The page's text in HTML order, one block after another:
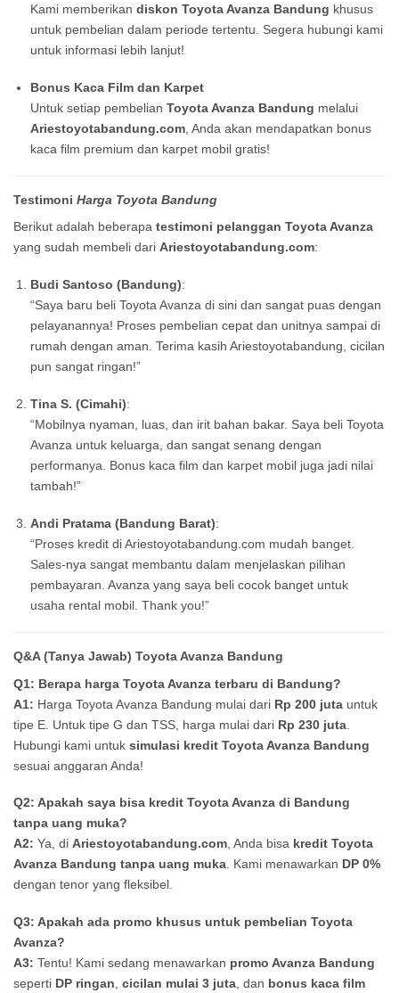
Kami memberikan diskon Toyota Avanza Bandung khusus
untuk pembelian dalam periode tertentu. Segera hubungi kami
untuk informasi lebih lanjut!
Bonus Kaca Film dan Karpet
Untuk setiap pembelian Toyota Avanza Bandung melalui
Ariestoyotabandung.com, Anda akan mendapatkan bonus
kaca film premium dan karpet mobil gratis!
Testimoni Harga Toyota Bandung
Berikut adalah beberapa testimoni pelanggan Toyota Avanza
yang sudah membeli dari Ariestoyotabandung.com:
Budi Santoso (Bandung):
“Saya baru beli Toyota Avanza di sini dan sangat puas dengan
pelayanannya! Proses pembelian cepat dan unitnya sampai di
rumah dengan aman. Terima kasih Ariestoyotabandung, cicilan
pun sangat ringan!”
Tina S. (Cimahi):
“Mobilnya nyaman, luas, dan irit bahan bakar. Saya beli Toyota
Avanza untuk keluarga, dan sangat senang dengan
performanya. Bonus kaca film dan karpet mobil juga jadi nilai
tambah!”
Andi Pratama (Bandung Barat):
“Proses kredit di Ariestoyotabandung.com mudah banget.
Sales-nya sangat membantu dalam menjelaskan pilihan
pembayaran. Avanza yang saya beli cocok banget untuk
usaha rental mobil. Thank you!”
Q&A (Tanya Jawab) Toyota Avanza Bandung
Q1: Berapa harga Toyota Avanza terbaru di Bandung?
A1: Harga Toyota Avanza Bandung mulai dari Rp 200 juta untuk
tipe E. Untuk tipe G dan TSS, harga mulai dari Rp 230 juta
Hubungi kami untuk simulasi kredit Toyota Avanza Bandung
sesuai anggaran Anda!
Q2: Apakah saya bisa kredit Toyota Avanza di Bandung
tanpa uang muka?
A2: Ya, di Ariestoyotabandung.com, Anda bisa kredit Toyota
Avanza Bandung tanpa uang muka. Kami menawarkan DP 0%
dengan tenor yang fleksibel.
Q3: Apakah ada promo khusus untuk pembelian Toyota
Avanza?
A3: Tentu! Kami sedang menawarkan promo Avanza Bandung
seperti DP ringan cicilan mulai 3 juta , dan bonus kaca film